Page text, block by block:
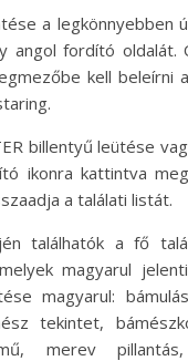
a legkönnyebben
angol fordító
kell beleírni
billentyű leütése
ikonra kattintva
a találati listát.
találhatók a fő
magyarul
magyarul:
tekintet,
merev